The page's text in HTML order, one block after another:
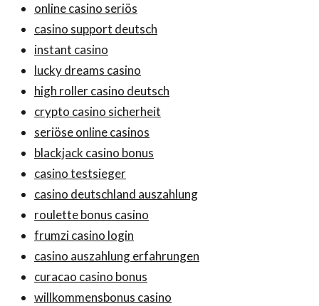
online casino seriös
casino support deutsch
instant casino
lucky dreams casino
high roller casino deutsch
crypto casino sicherheit
seriöse online casinos
blackjack casino bonus
casino testsieger
casino deutschland auszahlung
roulette bonus casino
frumzi casino login
casino auszahlung erfahrungen
curacao casino bonus
willkommensbonus casino